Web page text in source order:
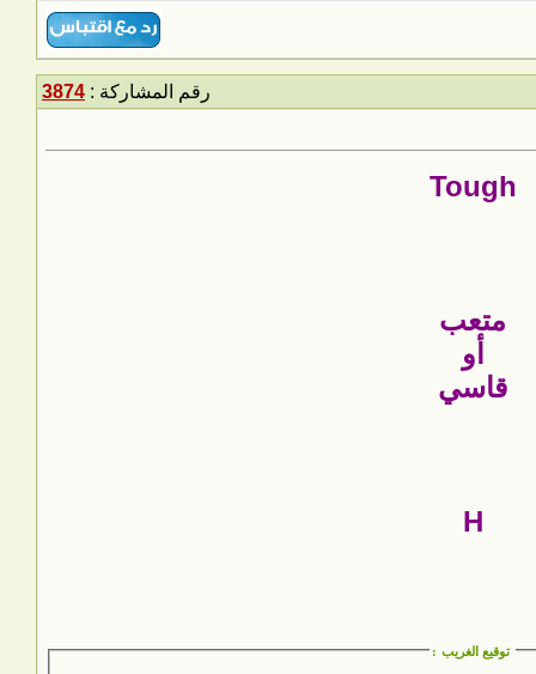
رقم المشاركة : 3874
Tough
متعب
أو
قاسي
H
توقيع الغريب :